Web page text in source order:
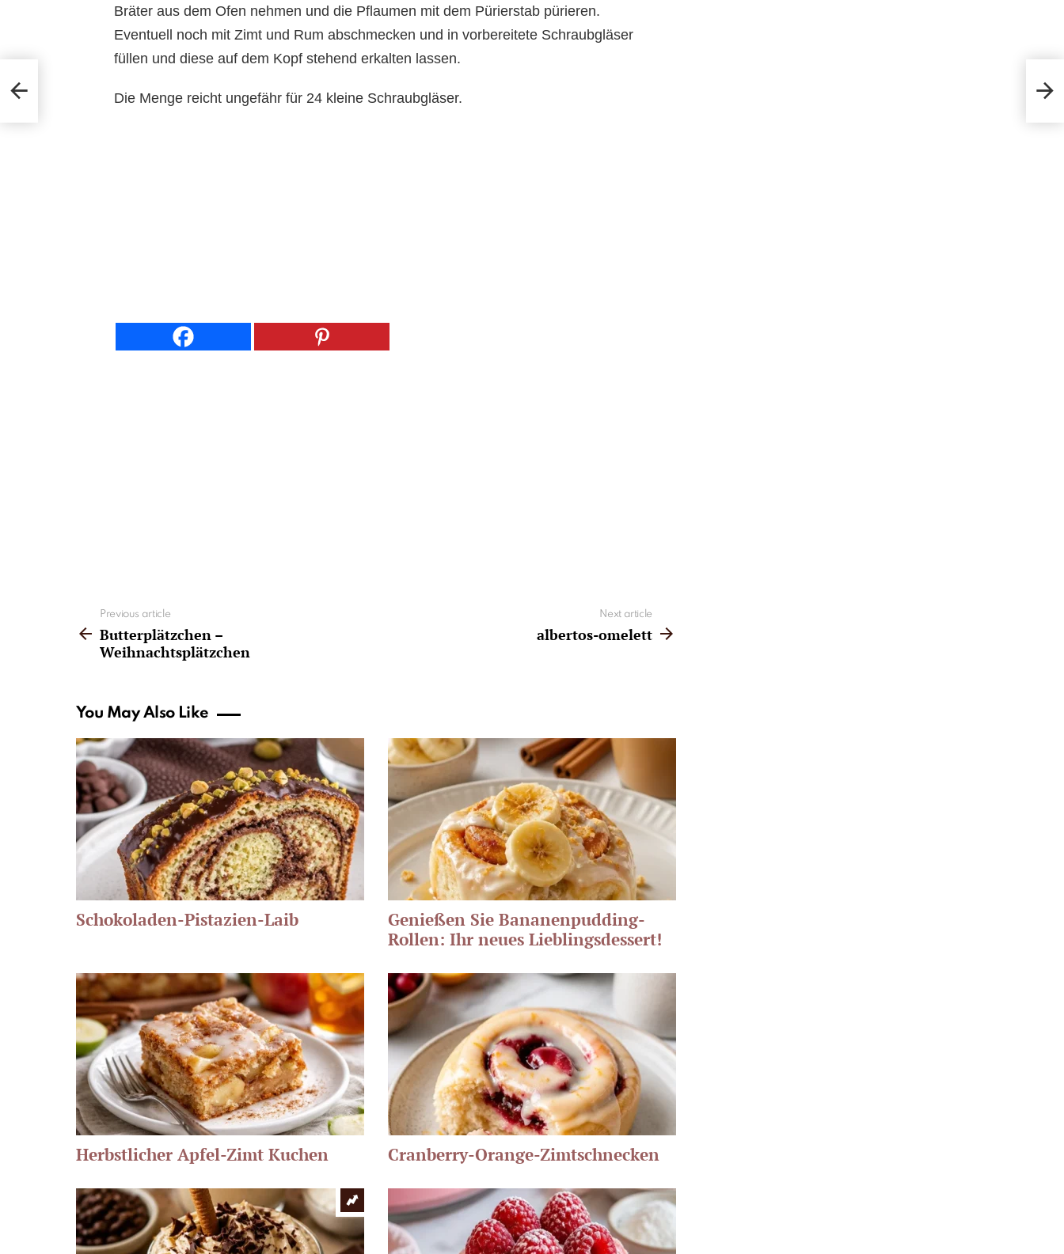
Bräter aus dem Ofen nehmen und die Pflaumen mit dem Pürierstab pürieren.
Eventuell noch mit Zimt und Rum abschmecken und in vorbereitete Schraubgläser
füllen und diese auf dem Kopf stehend erkalten lassen.
Die Menge reicht ungefähr für 24 kleine Schraubgläser.
more
Previous article
Butterplätzchen –
Weihnachtsplätzchen
Next article
albertos-omelett
You May Also Like
Schokoladen-Pistazien-Laib
Genießen Sie Bananenpudding-
Rollen: Ihr neues Lieblingsdessert!
Herbstlicher Apfel-Zimt Kuchen Cranberry-Orange-Zimtschnecken